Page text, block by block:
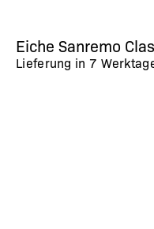
Eiche Sanremo
Lieferung in 7